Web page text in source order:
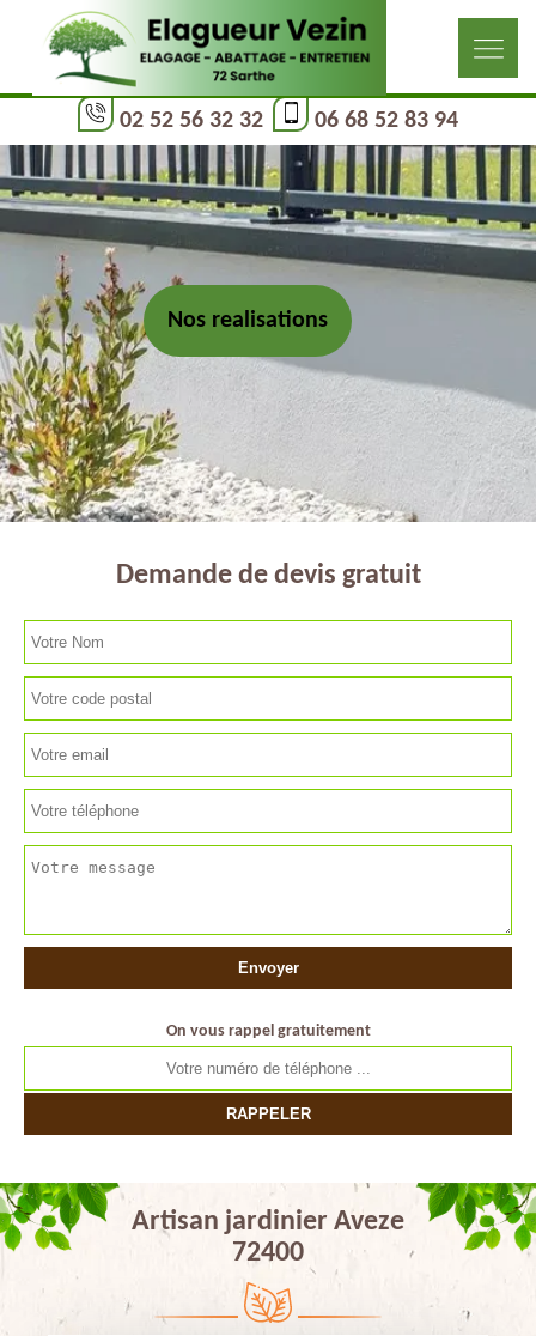
02 52 56 32 32 06 68 52 83 94
Nos realisations
Demande de devis gratuit
On vous rappel gratuitement
Artisan jardinier Aveze
72400